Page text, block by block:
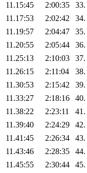
11.15:45
2:00:35 33.
11.17:53
2:02:42 34.
11.19:57
2:04:47 35.
11.20:55
2:05:44 36.
11.25:13
2:10:03 37.
11.26:15
2:11:04 38.
11.30:53
2:15:42 39.
11.33:27
2:18:16 40.
11.38:22
2:23:11 41.
11.39:40
2:24:29 42.
11.41:45
2:26:34 43.
11.43:46
2:28:35 44.
11.45:55
2:30:44 45.